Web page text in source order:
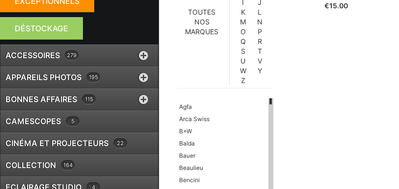
DÉSTOCKAGE
ACCESSOIRES 279
APPAREILS PHOTOS 195
BONNES AFFAIRES 115
CAMESCOPES 5
CINÉMA ET PROJECTEURS 22
COLLECTION 164
ECLAIRAGE STUDIO 4
TOUTES
NOS
MARQUES
I
J
K
L
M
N
O
P
Q
R
S
T
U
V
W
Y
Z
Agfa
Arca Swiss
B+W
Balda
Bauer
Beaulieu
Bencini
€15.00